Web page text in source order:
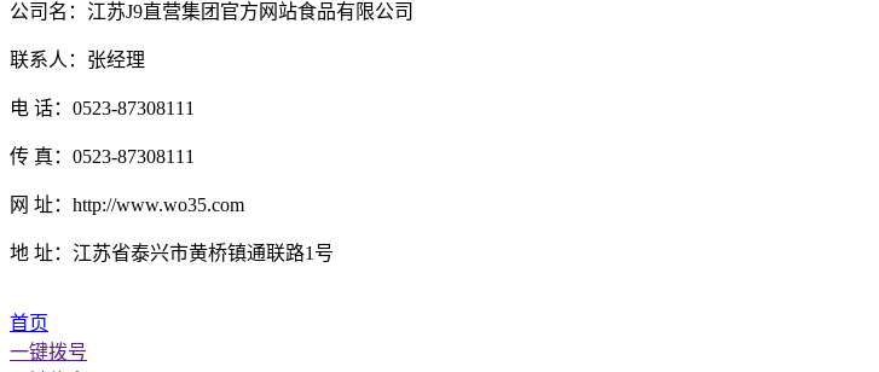
公司名：江苏J9直营集团官方网站食品有限公司
联系人：张经理
电 话：0523-87308111
传 真：0523-87308111
网 址：http://www.wo35.com
地 址：江苏省泰兴市黄桥镇通联路1号
首页
一键拨号